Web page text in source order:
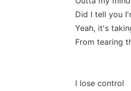
Did I tell you
Yeah, it's
From tearing
I lose control